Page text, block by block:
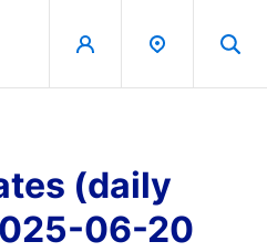
(daily
06-20